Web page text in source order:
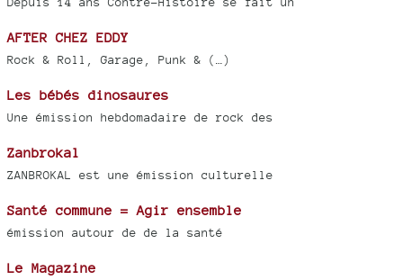
AFTER CHEZ EDDY
Rock & Roll, Garage, Punk & (…)
Les bébés dinosaures
Une émission hebdomadaire de rock des
Zanbrokal
ZANBROKAL est une émission culturelle
Santé commune = Agir ensemble
émission autour de de la santé
Le Magazine